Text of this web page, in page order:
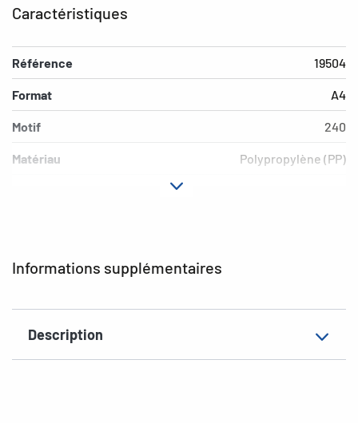
Informations supplémentaires
Description
Caractéristiques
Référence 19504
Format A4
Motif 240
Matériau Polypropylène (PP)
EAN